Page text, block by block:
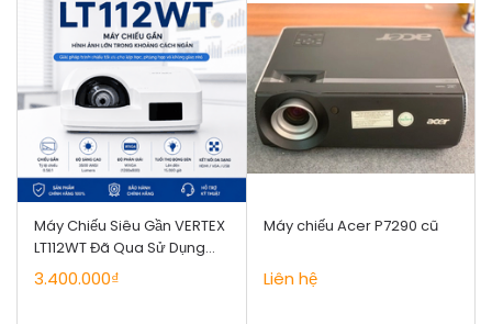
Máy Chiếu Siêu Gần VERTEX
LT112WT Đã Qua Sử Dụng
Giá Tốt
3.400.000₫
Máy chiếu Acer P7290 cũ
Liên hệ